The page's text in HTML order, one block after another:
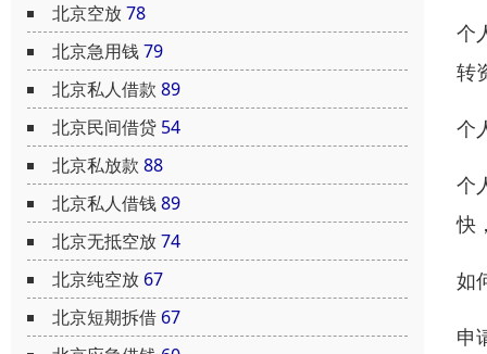
北京空放78
北京急用钱79
北京私人借款 89
北京民间借贷 54
北京私放款 88
北京私人借钱89
北京无抵空放74
北京纯空放 67
北京短期拆借 67
个
转
个
个
快
如
申